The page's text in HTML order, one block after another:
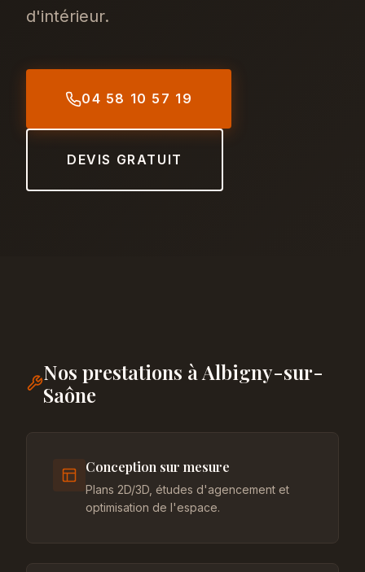
d'intérieur.
04 58 10 57 19
DEVIS GRATUIT
Nos prestations à Albigny-sur-
Saône
Conception sur mesure
Plans 2D/3D, études d'agencement et
optimisation de l'espace.